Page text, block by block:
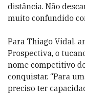
distância. Não
muito confundido
Para Thiago Vidal,
Prospectiva, o
nome competitivo
conquistar. “Para
preciso ter